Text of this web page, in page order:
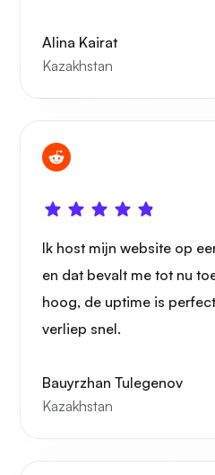
Wonder
Speelbuis
Alina Kairat
Kazakhstan
Ik host mijn website op
en dat bevalt me tot nu
hoog, de uptime is
verliep snel.
Bauyrzhan Tulegenov
Kazakhstan